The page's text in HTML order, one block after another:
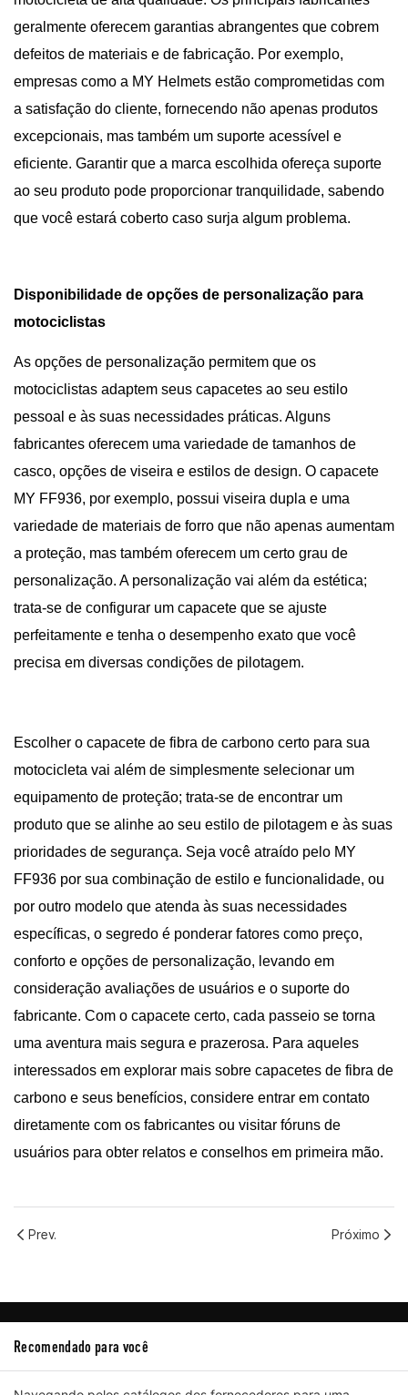
geralmente oferecem garantias abrangentes que cobrem
defeitos de materiais e de fabricação. Por exemplo,
empresas como a MY Helmets estão comprometidas com
a satisfação do cliente, fornecendo não apenas produtos
excepcionais, mas também um suporte acessível e
eficiente. Garantir que a marca escolhida ofereça suporte
ao seu produto pode proporcionar tranquilidade, sabendo
que você estará coberto caso surja algum problema.
Disponibilidade de opções de personalização para
motociclistas
As opções de personalização permitem que os
motociclistas adaptem seus capacetes ao seu estilo
pessoal e às suas necessidades práticas. Alguns
fabricantes oferecem uma variedade de tamanhos de
casco, opções de viseira e estilos de design. O capacete
MY FF936, por exemplo, possui viseira dupla e uma
variedade de materiais de forro que não apenas aumentam
a proteção, mas também oferecem um certo grau de
personalização. A personalização vai além da estética;
trata-se de configurar um capacete que se ajuste
perfeitamente e tenha o desempenho exato que você
precisa em diversas condições de pilotagem.
Escolher o capacete de fibra de carbono certo para sua
motocicleta vai além de simplesmente selecionar um
equipamento de proteção; trata-se de encontrar um
produto que se alinhe ao seu estilo de pilotagem e às suas
prioridades de segurança. Seja você atraído pelo MY
FF936 por sua combinação de estilo e funcionalidade, ou
por outro modelo que atenda às suas necessidades
específicas, o segredo é ponderar fatores como preço,
conforto e opções de personalização, levando em
consideração avaliações de usuários e o suporte do
fabricante. Com o capacete certo, cada passeio se torna
uma aventura mais segura e prazerosa. Para aqueles
interessados ​​em explorar mais sobre capacetes de fibra de
carbono e seus benefícios, considere entrar em contato
diretamente com os fabricantes ou visitar fóruns de
usuários para obter relatos e conselhos em primeira mão.
Prev. Próximo
Recomendado para você